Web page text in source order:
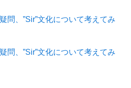
問、”Sir”文化について考えてみ
問、”Sir”文化について考えてみ